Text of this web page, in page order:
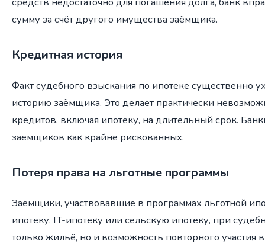
сумму за счёт другого имущества заёмщика.
Кредитная история
Факт судебного взыскания по ипотеке существенно
историю заёмщика. Это делает практически
кредитов, включая ипотеку, на длительный срок.
заёмщиков как крайне рискованных.
Потеря права на льготные программы
Заёмщики, участвовавшие в программах льготной
ипотеку, IT-ипотеку или сельскую ипотеку, при
только жильё, но и возможность повторного участия